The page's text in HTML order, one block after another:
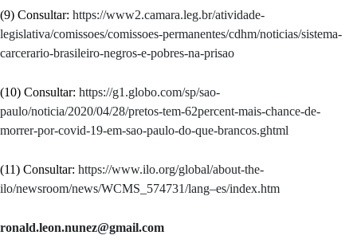
(9) Consultar: https://www2.camara.leg.br/atividade-
legislativa/comissoes/comissoes-permanentes/cdhm/noticias/sistema-
carcerario-brasileiro-negros-e-pobres-na-prisao
(10) Consultar: https://g1.globo.com/sp/sao-
paulo/noticia/2020/04/28/pretos-tem-62percent-mais-chance-de-
morrer-por-covid-19-em-sao-paulo-do-que-brancos.ghtml
(11) Consultar: https://www.ilo.org/global/about-the-
ilo/newsroom/news/WCMS_574731/lang–es/index.htm
ronald.leon.nunez@gmail.com